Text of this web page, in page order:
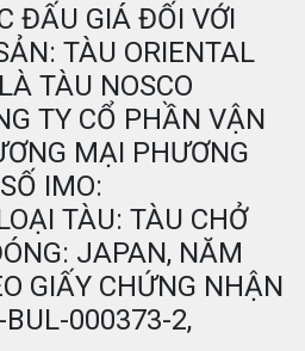
ĐẤU GIÁ ĐỐI VỚI
TÀU ORIENTAL
TÀU NOSCO
TY CỔ PHẦN VẬN
MẠI PHƯƠNG
IMO:
TÀU: TÀU CHỞ
JAPAN, NĂM
GIẤY CHỨNG NHẬN
000373-2,